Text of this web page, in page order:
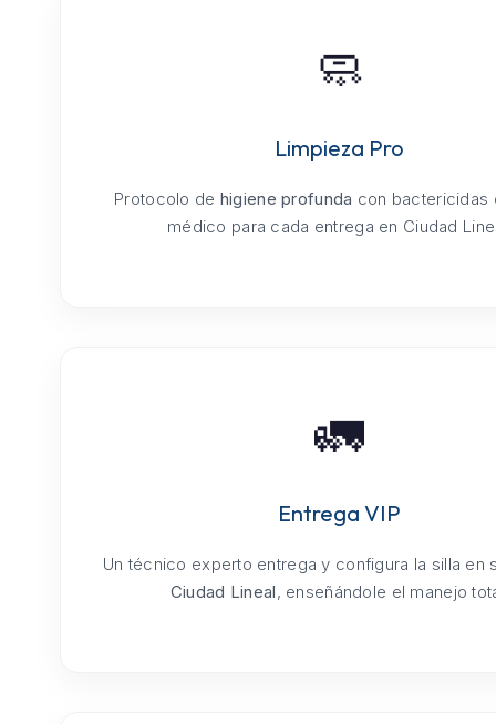
🧼
Limpieza Pro
Protocolo de higiene profunda con bactericidas
médico para cada entrega en Ciudad
🚛
Entrega VIP
Un técnico experto entrega y configura la silla en
Ciudad Lineal, enseñándole el manejo